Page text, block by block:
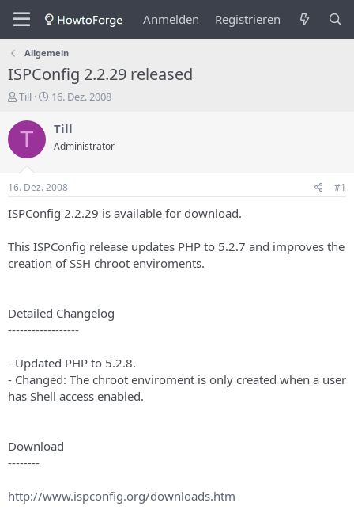
Anmelden Registrieren
Allgemein
ISPConfig 2.2.29 released
E
s
e
e
r
s
T
m
Till
E
s
e
l
u
n
g
d
a
m
16. Dez. 2008
T Till
Administrator
16. Dez. 2008 #1
ISPConfig 2.2.29 is available for download.
This ISPConfig release updates PHP to 5.2.7 and improves the
creation of SSH chroot enviroments.
Detailed Changelog
------------------
- Updated PHP to 5.2.8.
- Changed: The chroot enviroment is only created when a user
has Shell access enabled.
Download
--------
http://www.ispconfig.org/downloads.htm